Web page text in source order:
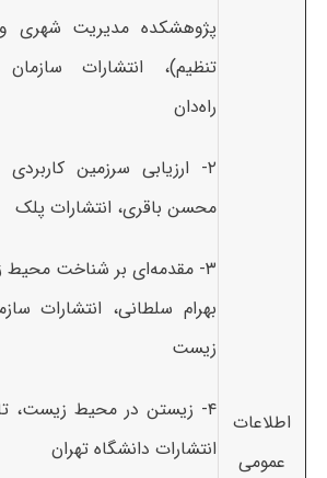
اطلاعات
عمومی
پژوهشکده مدیریت شهری
تنظیم)، انتشارات سازمان
راه‌دان
۲- ارزیابی سرزمین
محسن باقری، انتشارات پلک
۳- مقدمه‌ای بر شناخت محیط
بهرام سلطانی، انتشارات
زیست
۴- زیستن در محیط زیست،
انتشارات دانشگاه تهران